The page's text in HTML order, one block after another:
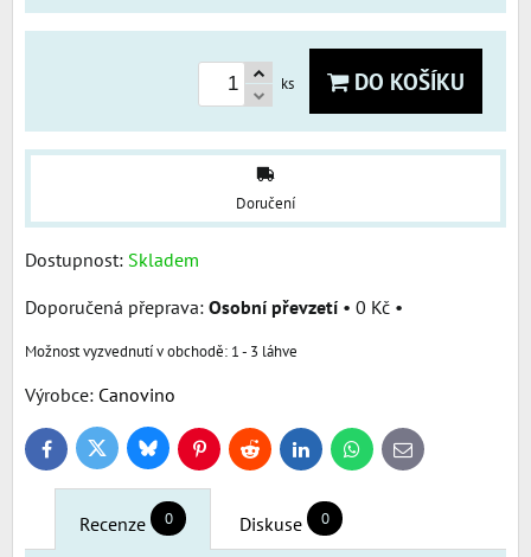
ks DO KOŠÍKU
Doručení
Dostupnost: Skladem
Osobní převzetí • 0 Kč •
1 - 3 láhve
Výrobce: Canovino
FacebookTwitter BlueskyPinterestReddit LinkedInWhatsApp
E-
mail
Recenze 0 Diskuse 0